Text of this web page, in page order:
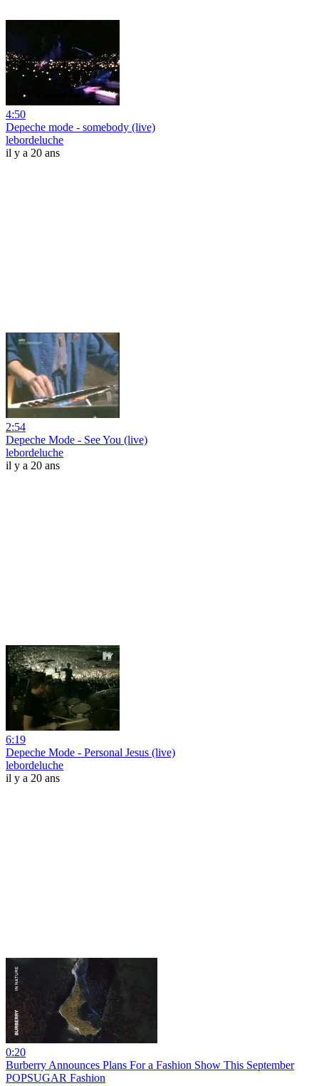
4:50
Depeche mode - somebody (live)
lebordeluche
il y a 20 ans
2:54
Depeche Mode - See You (live)
lebordeluche
il y a 20 ans
6:19
Depeche Mode - Personal Jesus (live)
lebordeluche
il y a 20 ans
0:20
Burberry Announces Plans For a Fashion Show This September
POPSUGAR Fashion